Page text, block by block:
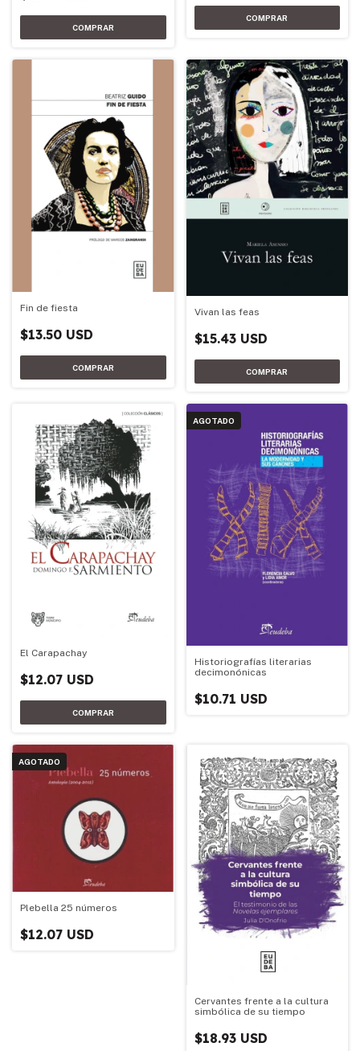
Fin de fiesta
$13.50 USD
Vivan las feas
$15.43 USD
El Carapachay
$12.07 USD
AGOTADO
Historiografías literarias
decimonónicas
$10.71 USD
AGOTADO
Plebella 25 números
$12.07 USD
Cervantes frente a la cultura
simbólica de su tiempo
$18.93 USD